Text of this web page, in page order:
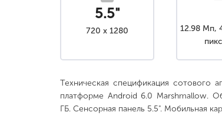
5.5"
720 x 1280
12.98 Мп,
Техническая спецификация сотового
платформе Android 6.0 Marshmallow.
ГБ. Сенсорная панель 5.5". Мобильная